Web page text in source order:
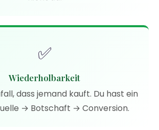
✅
Wiederholbarkeit
dass jemand kauft. Du hast ein
→ Botschaft → Conversion.